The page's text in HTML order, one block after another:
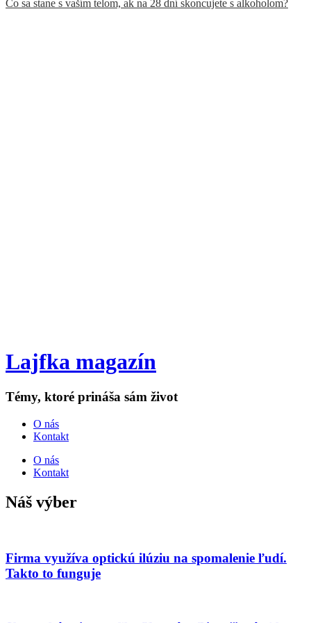
Čo sa stane s vaším telom, ak na 28 dní skoncujete s alkoholom?
Lajfka magazín
Témy, ktoré prináša sám život
O nás
Kontakt
O nás
Kontakt
Náš výber
Firma využíva optickú ilúziu na spomalenie ľudí.
Takto to funguje